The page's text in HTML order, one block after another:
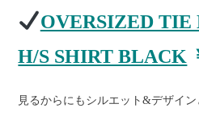
OVERSIZED TIE
H/S SHIRT BLACK
見るからにもシルエット&デザイン